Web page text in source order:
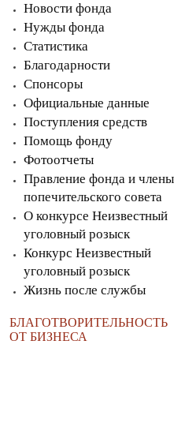
Новости фонда
Нужды фонда
Статистика
Благодарности
Спонсоры
Официальные данные
Поступления средств
Помощь фонду
Фотоотчеты
Правление фонда и члены
попечительского совета
О конкурсе Неизвестный
уголовный розыск
Конкурс Неизвестный
уголовный розыск
Жизнь после службы
БЛАГОТВОРИТЕЛЬНОСТЬ
ОТ БИЗНЕСА